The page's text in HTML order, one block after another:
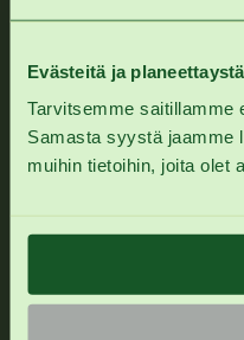
Evästeitä ja
Tarvitsemme saitillamme
Samasta syystä jaamme
muihin tietoihin, joita olet